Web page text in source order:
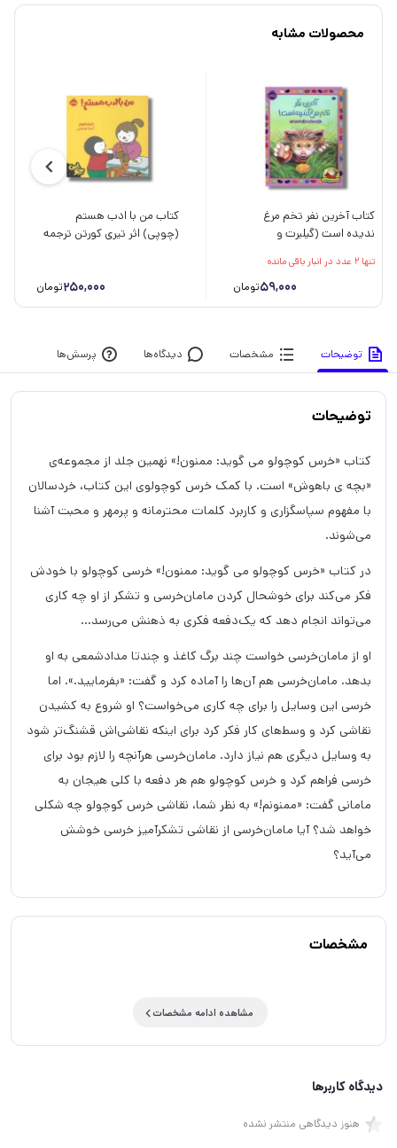
محصولات مشابه
کتاب آخرین نفر تخم مرغ
ندیده است (گیلبرت و
ترجمه ریحانه جعفری
تنها 2 عدد در انبار باقی مانده
59,000تومان
کتاب من با ادب هستم
(چوپی) اثر تیری کورتن ترجمه
250,000تومان
توضیحات مشخصات دیدگاه‌ها پرسش‌ها
توضیحات
کتاب «خرس کوچولو می ‌گوید: ممنون!» نهمین جلد از مجموعه‌ی‌
«بچه ی باهوش» است. با کمک خرس کوچولوی این کتاب، خردسالان
با مفهوم سپاسگزاری و کاربرد کلمات محترمانه و پرمهر و محبت آشنا
می‌شوند.
در کتاب «خرس کوچولو می گوید: ممنون!» خرسی کوچولو با خودش
فکر می‌کند برای خوشحال کردن مامان‌خرسی و تشکر از او چه کاری
می‌تواند انجام دهد که یک‌دفعه فکری به ذهنش می‌رسد…
او از مامان‌خرسی خواست چند برگ کاغذ و چندتا مدادشمعی به او
بدهد. مامان‌خرسی هم آن‌ها را آماده کرد و گفت: «بفرمایید.». اما
خرسی این وسایل را برای چه کاری می‌خواست؟ او شروع به کشیدن
نقاشی کرد و وسط‌های کار فکر کرد برای اینکه نقا‌شی‌اش قشنگ‌تر شود
به وسایل دیگری هم نیاز دارد. مامان‌خرسی هرآنچه را لازم بود برای
خرسی فراهم کرد و خرس کوچولو هم هر دفعه با کلی هیجان به
مامانی گفت: «ممنونم!» به نظر شما، نقاشی خرس‌ کوچولو چه شکلی
خواهد شد؟ آیا مامان‌خرسی از نقاشی تشکرآمیز خرسی خوشش
می‌آید؟
مشخصات
مشاهده ادامه مشخصات
دیدگاه کاربرها
هنوز دیدگاهی منتشر نشده